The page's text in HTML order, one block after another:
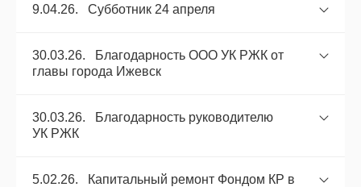
9.04.26. Субботник 24 апреля
30.03.26. Благодарность ООО УК РЖК от
главы города Ижевск
30.03.26. Благодарность руководителю
УК РЖК
5.02.26. Капитальный ремонт Фондом КР в